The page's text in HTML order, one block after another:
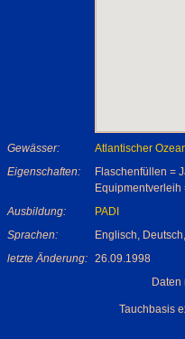
Gewässer:
Atlantischer
Eigenschaften:
Flaschenfüllen =
Equipmentverleih
Ausbildung:
PADI
Sprachen:
Englisch,
letzte Änderung: 26.09.1998
Tauchbasis